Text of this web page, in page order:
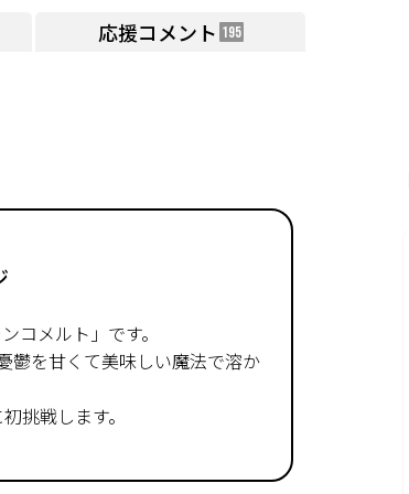
応援コメント 195
コメルト」です。
鬱を甘くて美味しい魔法で溶か
挑戦します。